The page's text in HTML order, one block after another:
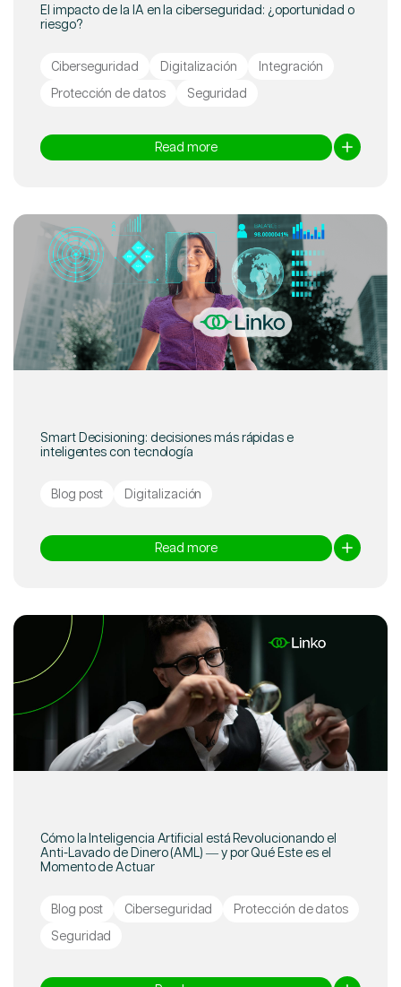
El impacto de la IA en la ciberseguridad: ¿oportunidad o
riesgo?
Ciberseguridad Digitalización
Integración
Protección de datos
Seguridad
Read more
Smart Decisioning: decisiones más rápidas e
inteligentes con tecnología
Blog post Digitalización
Read more
Cómo la Inteligencia Artificial está Revolucionando el
Anti-Lavado de Dinero (AML) — y por Qué Este es el
Momento de Actuar
Blog post Ciberseguridad
Protección de datos
Seguridad